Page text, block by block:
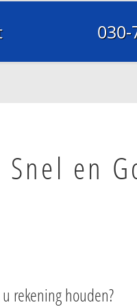
030-
en
rekening houden?